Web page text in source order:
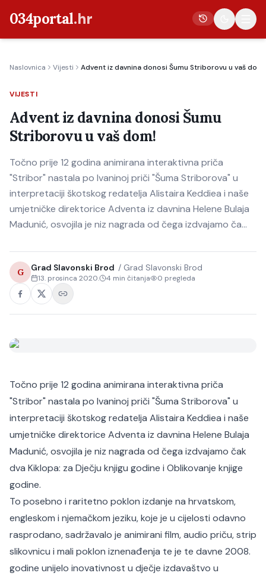
034portal.hr
Crna kronika
Poljoprivreda
Politika
Gospodarstvo
Život
Kultura
Sport
Naslovnica Vijesti Advent iz davnina donosi Šumu Striborovu u vaš dom!
VIJESTI
Advent iz davnina donosi Šumu
Striborovu u vaš dom!
Točno prije 12 godina animirana interaktivna priča
"Stribor" nastala po Ivaninoj priči "Šuma Striborova" u
interpretaciji škotskog redatelja Alistaira Keddiea i naše
umjetničke direktorice Adventa iz davnina Helene Bulaja
Madunić, osvojila je niz nagrada od čega izdvajamo ča…
G Grad Slavonski Brod / Grad Slavonski Brod
13. prosinca 2020. 4 min čitanja 0 pregleda
Točno prije 12 godina animirana interaktivna priča
"Stribor" nastala po Ivaninoj priči "Šuma Striborova" u
interpretaciji škotskog redatelja Alistaira Keddiea i naše
umjetničke direktorice Adventa iz davnina Helene Bulaja
Madunić, osvojila je niz nagrada od čega izdvajamo čak
dva Kiklopa: za Dječju knjigu godine i Oblikovanje knjige
godine.
To posebno i raritetno poklon izdanje na hrvatskom,
engleskom i njemačkom jeziku, koje je u cijelosti odavno
rasprodano, sadržavalo je animirani film, audio priču, strip
slikovnicu i mali poklon iznenađenja te je te davne 2008.
godine unijelo inovativnost u dječje izdavaštvo u